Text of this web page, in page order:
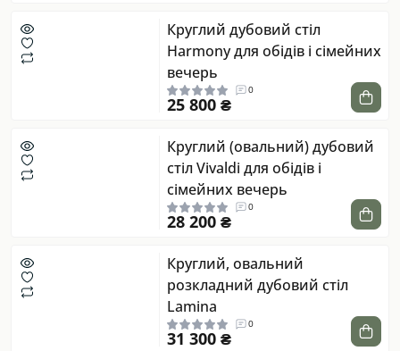
Круглий дубовий стіл
Harmony для обідів і сімейних
вечерь
0
25 800 ₴
Круглий (овальний) дубовий
стіл Vivaldi для обідів і
сімейних вечерь
0
28 200 ₴
Круглий, овальний
розкладний дубовий стіл
Lamina
0
31 300 ₴